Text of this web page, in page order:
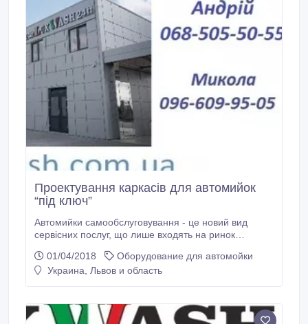
Проектування каркасів для автомийок
“під ключ”
Автомийки самообслуговування - це новий вид
сервісних послуг, що лише входять на ринок
постійний прибутковий дохід 24/7 з мінімальними
затратами. Компанія "Західний Альянс" орієнтується
01/04/2018
Оборудование для автомойки
Украина, Львов и область